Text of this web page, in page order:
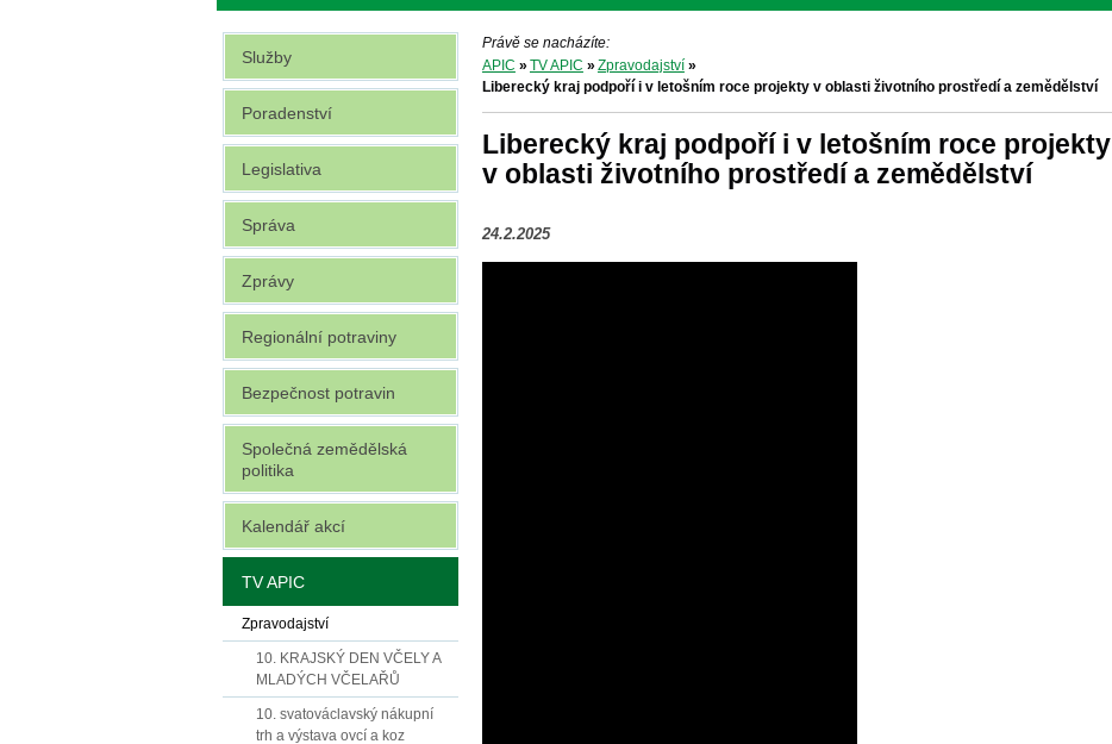
Právě se nacházíte:
APIC » TV APIC » Zpravodajství»
Liberecký kraj podpoří i v letošním roce projekty v oblasti životního prostředí a zemědělství
Liberecký kraj podpoří i v letošním roce projekty
v oblasti životního prostředí a zemědělství
24.2.2025
Služby
Poradenství
Legislativa
Správa
Zprávy
Regionální potraviny
Bezpečnost potravin
Společná zemědělská
politika
Kalendář akcí
TV APIC
Zpravodajství
10. KRAJSKÝ DEN VČELY A
MLADÝCH VČELAŘŮ
10. svatováclavský nákupní
trh a výstava ovcí a koz